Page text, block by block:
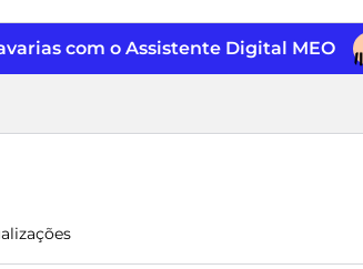
com o Assistente Digital MEO